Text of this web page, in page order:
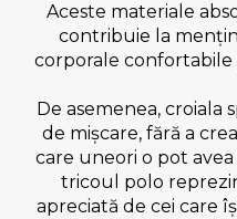
Aceste materiale
contribuie la
corporale
De asemenea, croiala
de mișcare, fără a
care uneori o pot avea
tricoul polo
apreciată de cei care